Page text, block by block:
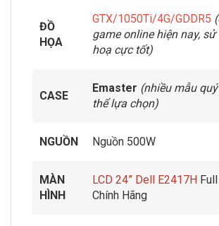
ĐỒ
HỌA
GTX/1050Ti/4G/GDDR5
game online hiện nay,
hoạ cực tốt)
CASE
Emaster (nhiều mẫu
thể lựa chọn)
NGUỒN Nguồn 500W
MÀN
HÌNH
LCD 24” Dell E2417H
Chính Hãng